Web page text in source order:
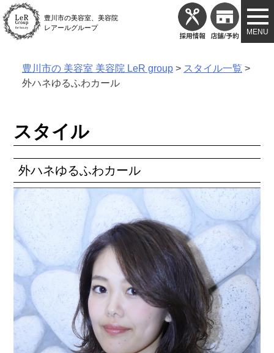
Skip
to
content
豊川市の美容室、美容院
レアールグループ
豊川市の 美容室 美容院 LeR group> スタイル一覧 >
外ハネゆるふわカール
スタイル
外ハネゆるふわカール